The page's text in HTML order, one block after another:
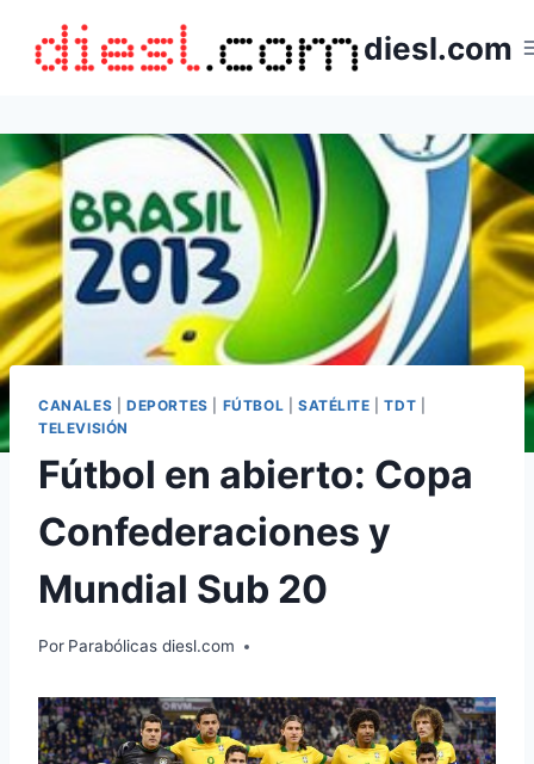
contenido
diesl.com
CANALES DEPORTES FÚTBOL SATÉLITE |TDT
TELEVISIÓN
Fútbol en abierto: Copa
Confederaciones y
Mundial Sub 20
Por Parabólicas diesl.com